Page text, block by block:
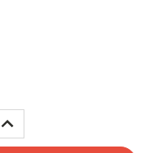
INCREASE
QUANTITY: